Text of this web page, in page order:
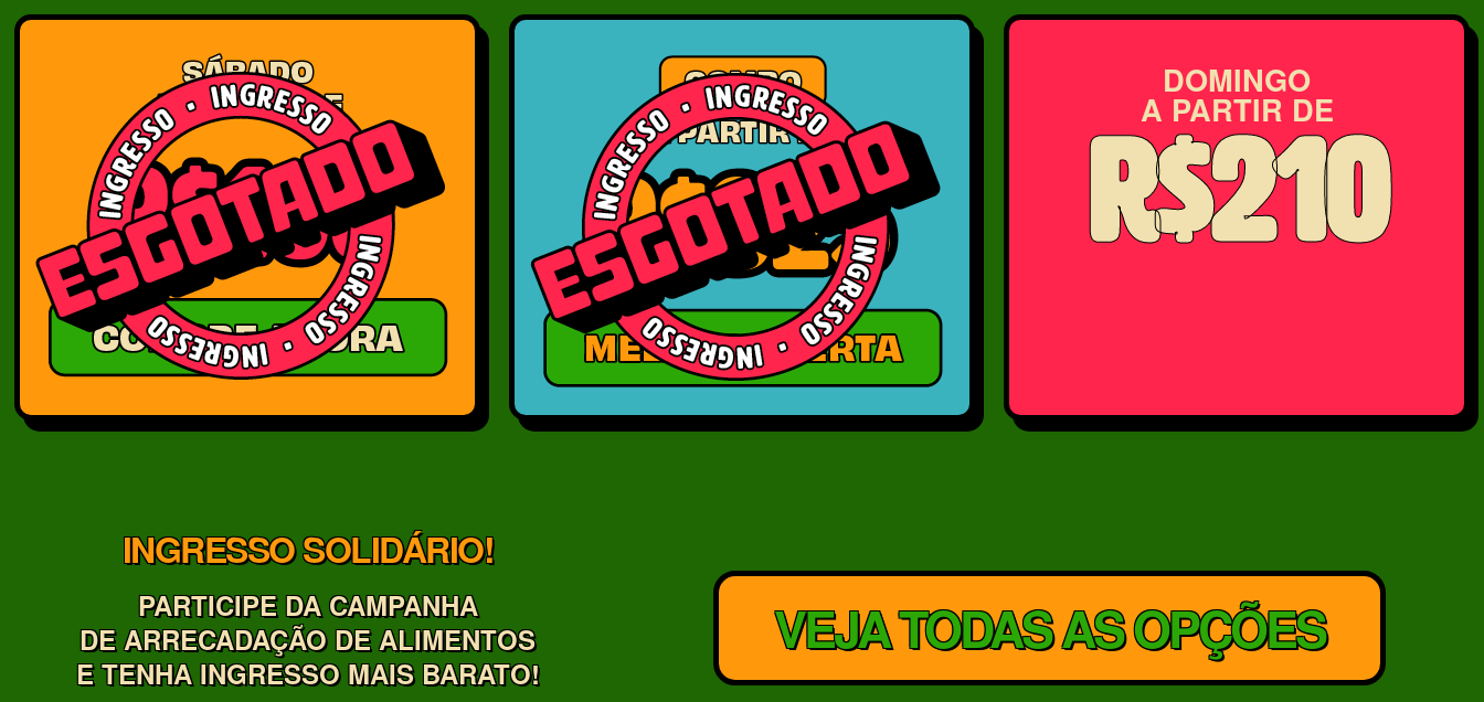
DOMINGO
A PARTIR DE
R$210
INGRESSO SOLIDÁRIO!
PARTICIPE DA CAMPANHA
DE ARRECADAÇÃO DE ALIMENTOS
E TENHA INGRESSO MAIS BARATO!
VEJA TODAS AS OPÇÕES